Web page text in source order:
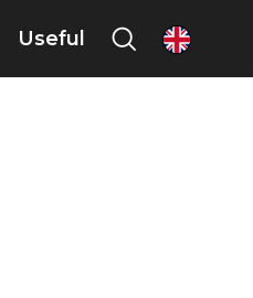
Useful en